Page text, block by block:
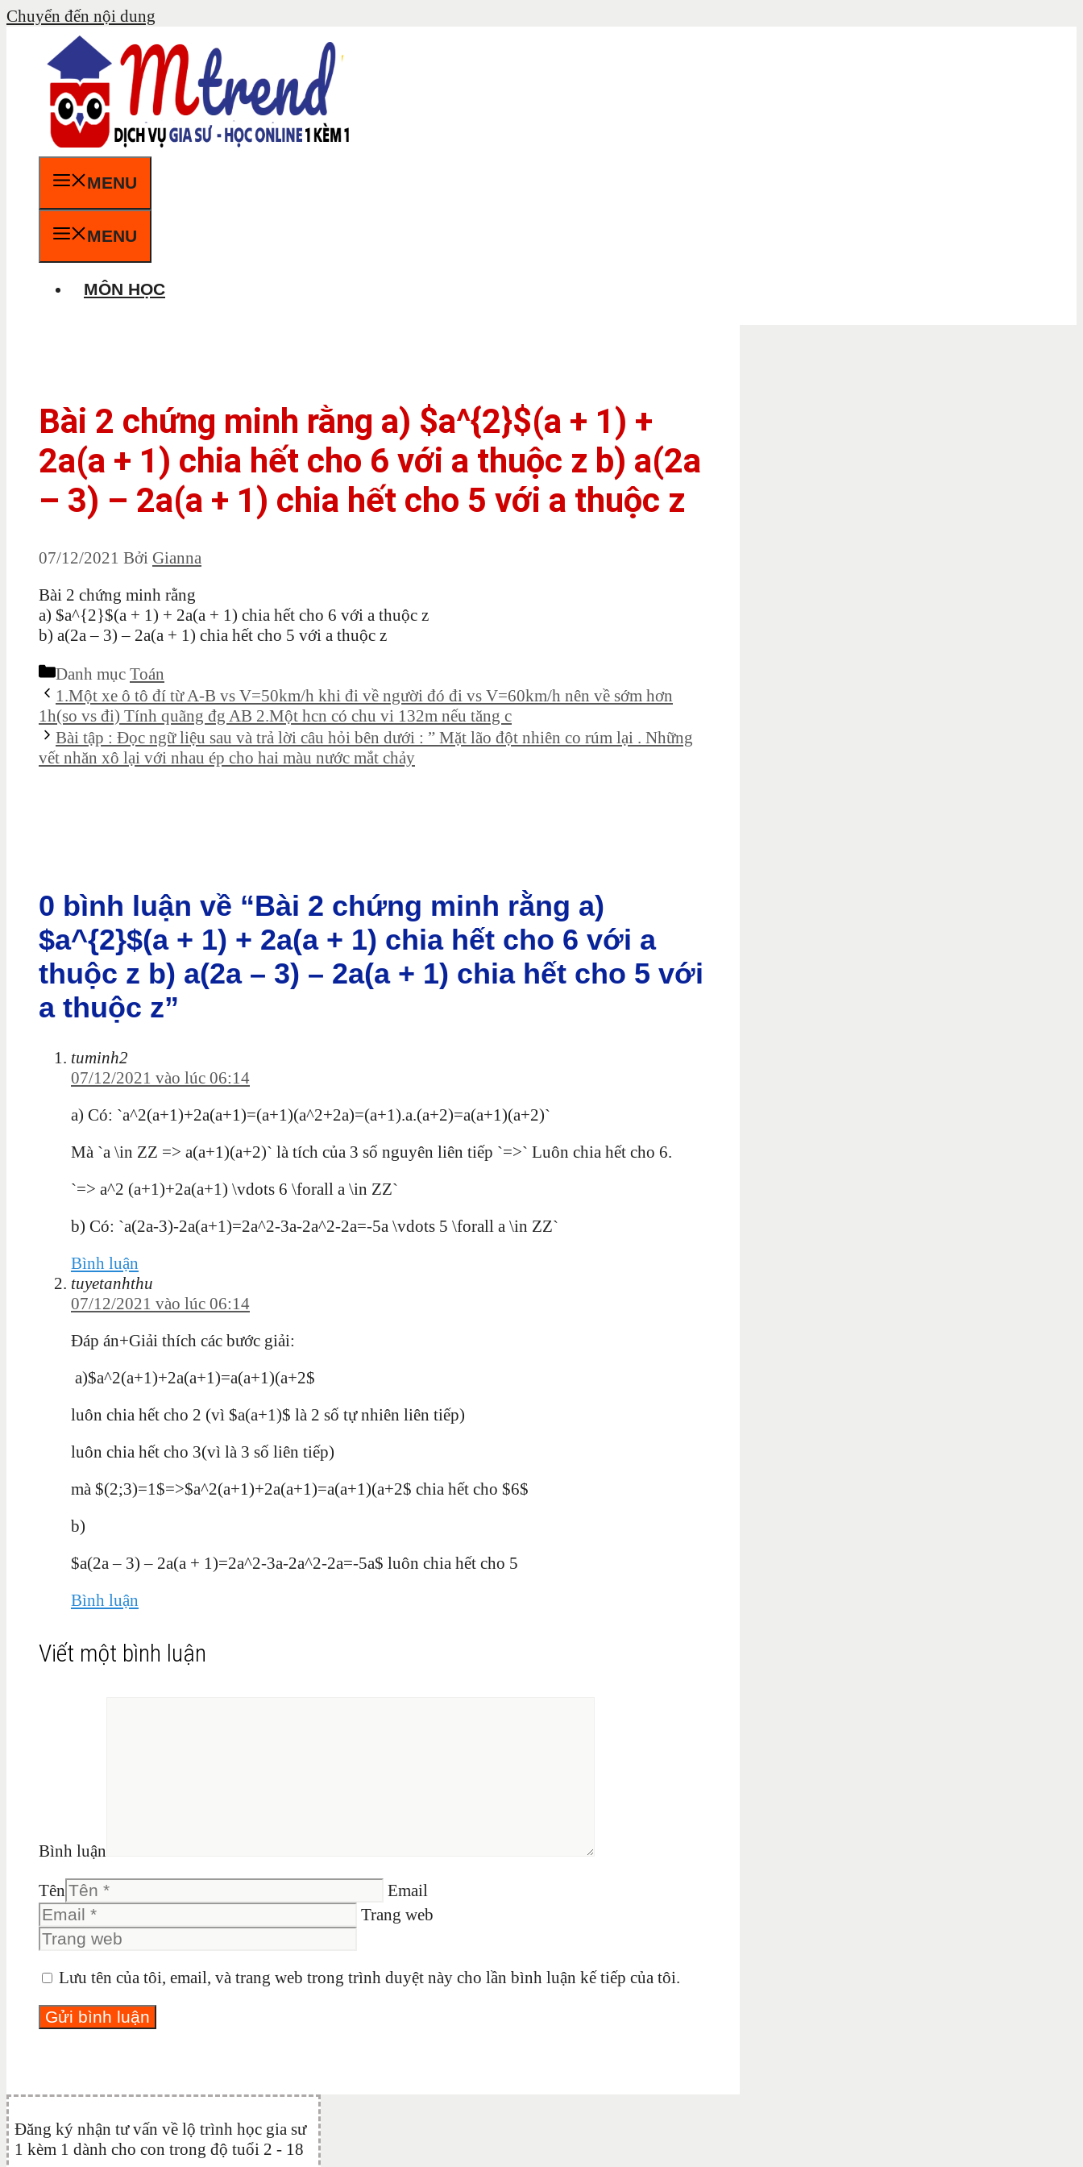
Chuyển đến nội dung
MENU
MENU
MÔN HỌC
Bài 2 chứng minh rằng a) $a^{2}$(a + 1) +
2a(a + 1) chia hết cho 6 với a thuộc z b) a(2a
– 3) – 2a(a + 1) chia hết cho 5 với a thuộc z
07/12/2021 Bởi Gianna
Bài 2 chứng minh rằng
a) $a^{2}$(a + 1) + 2a(a + 1) chia hết cho 6 với a thuộc z
b) a(2a – 3) – 2a(a + 1) chia hết cho 5 với a thuộc z
Danh mục Toán
1.Một xe ô tô đí từ A-B vs V=50km/h khi đi về người đó đi vs V=60km/h nên về sớm hơn
1h(so vs đi) Tính quãng đg AB 2.Một hcn có chu vi 132m nếu tăng c
Bài tập : Đọc ngữ liệu sau và trả lời câu hỏi bên dưới : ” Mặt lão đột nhiên co rúm lại . Những
vết nhăn xô lại với nhau ép cho hai màu nước mắt chảy
0 bình luận về “Bài 2 chứng minh rằng a)
$a^{2}$(a + 1) + 2a(a + 1) chia hết cho 6 với a
thuộc z b) a(2a – 3) – 2a(a + 1) chia hết cho 5 với
a thuộc z”
tuminh2
07/12/2021 vào lúc 06:14
a) Có: `a^2(a+1)+2a(a+1)=(a+1)(a^2+2a)=(a+1).a.(a+2)=a(a+1)(a+2)`
Mà `a \in ZZ => a(a+1)(a+2)` là tích của 3 số nguyên liên tiếp `=>` Luôn chia hết cho 6.
`=> a^2 (a+1)+2a(a+1) \vdots 6 \forall a \in ZZ`
b) Có: `a(2a-3)-2a(a+1)=2a^2-3a-2a^2-2a=-5a \vdots 5 \forall a \in ZZ`
Bình luận
tuyetanhthu
07/12/2021 vào lúc 06:14
Đáp án+Giải thích các bước giải:
a)$a^2(a+1)+2a(a+1)=a(a+1)(a+2$
luôn chia hết cho 2 (vì $a(a+1)$ là 2 số tự nhiên liên tiếp)
luôn chia hết cho 3(vì là 3 số liên tiếp)
mà $(2;3)=1$=>$a^2(a+1)+2a(a+1)=a(a+1)(a+2$ chia hết cho $6$
b)
$a(2a – 3) – 2a(a + 1)=2a^2-3a-2a^2-2a=-5a$ luôn chia hết cho 5
Bình luận
Viết một bình luận
Bình luận
Tên
Email
Trang web
Lưu tên của tôi, email, và trang web trong trình duyệt này cho lần bình luận kế tiếp của tôi.
Đăng ký nhận tư vấn về lộ trình học gia sư
1 kèm 1 dành cho con trong độ tuổi 2 - 18